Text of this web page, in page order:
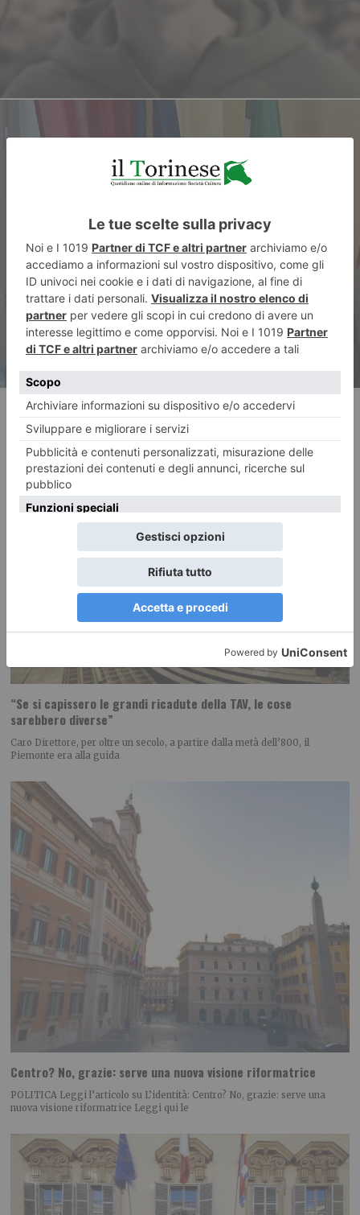
ARTICOLO SUCCESSIVO
Magliano e Bartoli: “Sostegno
e assistenza post-partum per
le donne che scelgono il parto
in anonimato”
RECENTI:
“Se si capissero le grandi ricadute della TAV, le cose
sarebbero diverse”
Caro Direttore, per oltre un secolo, a partire dalla metà dell’800, il
Piemonte era alla guida
Centro? No, grazie: serve una nuova visione riformatrice
POLITICA Leggi l’articolo su L’identità: Centro? No, grazie: serve una
nuova visione riformatrice Leggi qui le